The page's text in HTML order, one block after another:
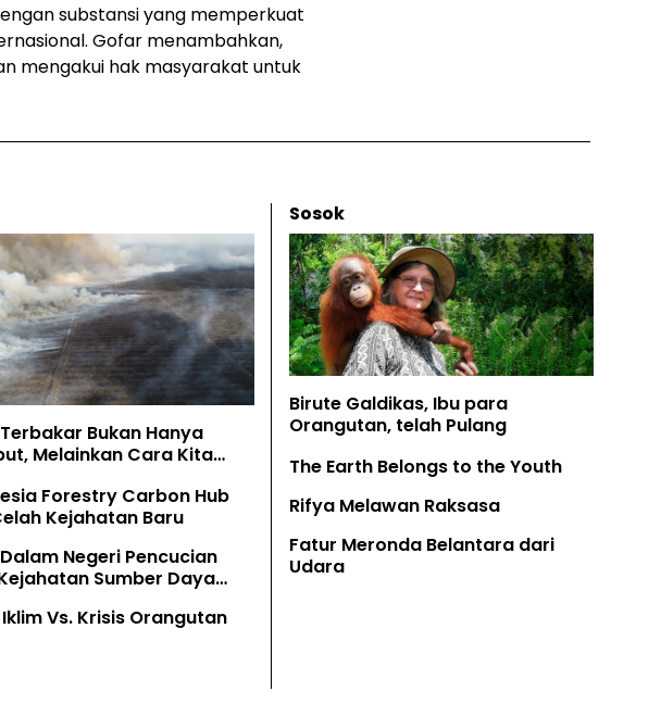
substansi yang memperkuat
Gofar menambahkan,
mengakui hak masyarakat untuk
Bukan Hanya
Melainkan Cara Kita
Forestry Carbon Hub
Kejahatan Baru
Negeri Pencucian
Sumber Daya
Vs. Krisis Orangutan
Sosok
Birute Galdikas, Ibu para
Orangutan, telah Pulang
The Earth Belongs to the Youth
Rifya Melawan Raksasa
Fatur Meronda Belantara dari
Udara